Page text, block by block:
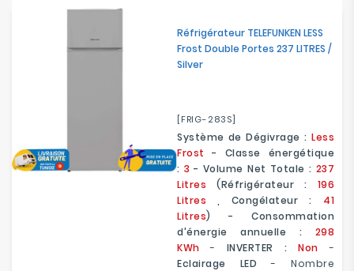
Réfrigérateur TELEFUNKEN LESS
Frost Double Portes 237 LITRES /
Silver
[FRIG-283S]
Système de Dégivrage : Less
Frost- Classe énergétique
: 3 - Volume Net Totale : 237
Litres (Réfrigérateur : 196
Litres , Congélateur :
41
Litres) - Consommation
d'énergie annuelle : 298
KWh- INVERTER :Non-
Eclairage LED - Nombre